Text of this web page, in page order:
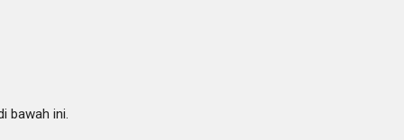
bawah ini.